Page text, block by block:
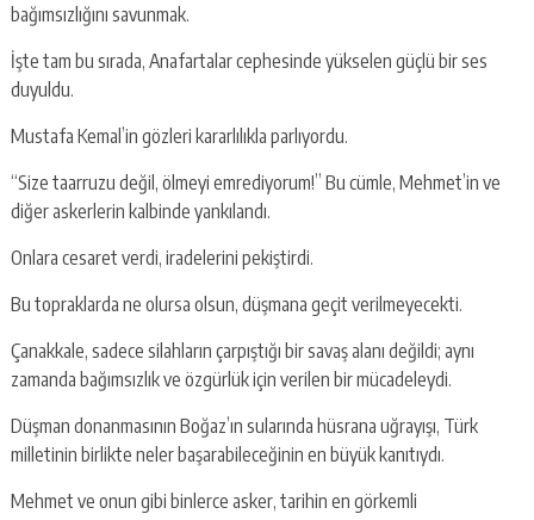
bağımsızlığını savunmak.
İşte tam bu sırada, Anafartalar cephesinde yükselen güçlü bir ses
duyuldu.
Mustafa Kemal’in gözleri kararlılıkla parlıyordu.
“Size taarruzu değil, ölmeyi emrediyorum!” Bu cümle, Mehmet’in ve
diğer askerlerin kalbinde yankılandı.
Onlara cesaret verdi, iradelerini pekiştirdi.
Bu topraklarda ne olursa olsun, düşmana geçit verilmeyecekti.
Çanakkale, sadece silahların çarpıştığı bir savaş alanı değildi; aynı
zamanda bağımsızlık ve özgürlük için verilen bir mücadeleydi.
Düşman donanmasının Boğaz’ın sularında hüsrana uğrayışı, Türk
milletinin birlikte neler başarabileceğinin en büyük kanıtıydı.
Mehmet ve onun gibi binlerce asker, tarihin en görkemli